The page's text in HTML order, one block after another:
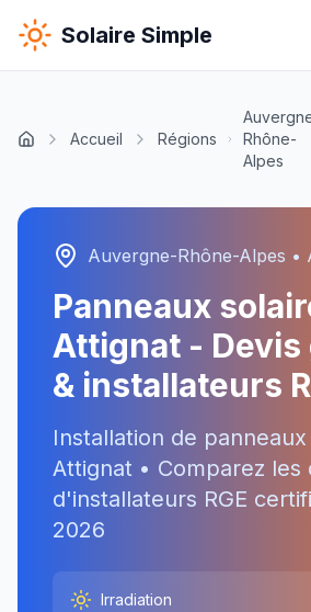
Solaire Simple
Accueil Régions
Rhône-
Alpes
Auvergne-Rhône-Alpes •
Panneaux
Attignat -
& installateurs
Installation de
Attignat • Comparez les
d'installateurs RGE
2026
Irradiation